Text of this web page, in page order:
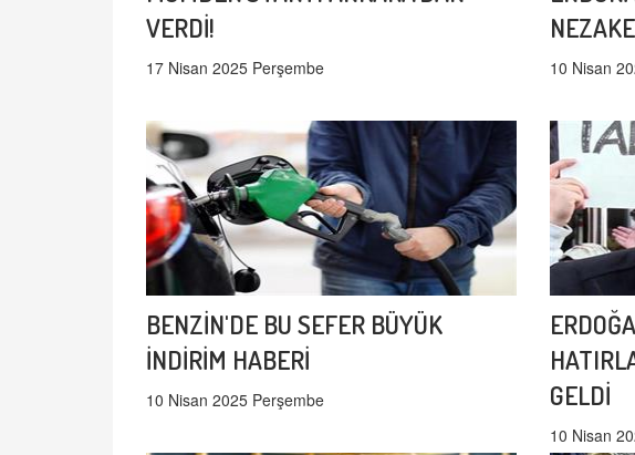
VERDİ!
17 Nisan 2025 Perşembe 10 Nisan
BENZİN'DE BU SEFER BÜYÜK
İNDİRİM HABERİ
10 Nisan 2025 Perşembe
GELDİ
10 Nisan